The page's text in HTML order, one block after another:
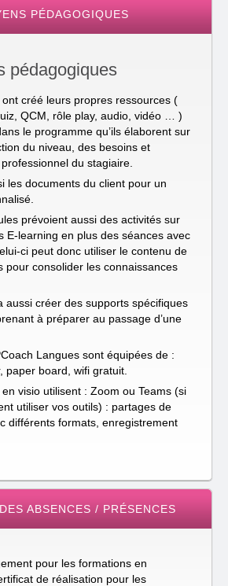
PÉDAGOGIQUES
pédagogiques
créé leurs propres ressources (
QCM, rôle play, audio, vidéo … )
le programme qu’ils élaborent sur
du niveau, des besoins et
du stagiaire.
les documents du client pour un
prévoient aussi des activités sur
E-learning en plus des séances avec
ci peut donc utiliser le contenu de
pour consolider les connaissances
aussi créer des supports spécifiques
à préparer au passage d’une
Langues sont équipées de :
paper board, wifi gratuit.
visio utilisent : Zoom ou Teams (si
utiliser vos outils) : partages de
différents formats, enregistrement
ABSENCES / PRÉSENCES
pour les formations en
de réalisation pour les